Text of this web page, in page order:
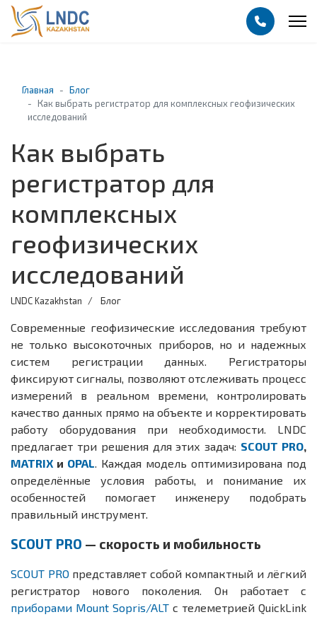
Главная
Блог
Как выбрать регистратор для комплексных геофизических
исследований
Как выбрать
регистратор для
комплексных
геофизических
исследований
LNDC Kazakhstan Блог
Современные геофизические исследования требуют
не только высокоточных приборов, но и надежных
систем регистрации данных. Регистраторы
фиксируют сигналы, позволяют отслеживать процесс
измерений в реальном времени, контролировать
качество данных прямо на объекте и корректировать
работу оборудования при необходимости. LNDC
предлагает три решения для этих задач: SCOUT PRO,
MATRIX и OPAL. Каждая модель оптимизирована под
определённые условия работы, и понимание их
особенностей помогает инженеру подобрать
правильный инструмент.
SCOUT PRO — скорость и мобильность
SCOUT PROпредставляет собой компактный и лёгкий
регистратор нового поколения. Он работает с
приборами Mount Sopris/ALT с телеметрией QuickLink